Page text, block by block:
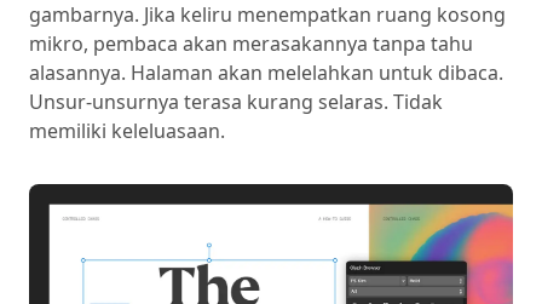
gambarnya. Jika keliru menempatkan ruang kosong
mikro, pembaca akan merasakannya tanpa tahu
alasannya. Halaman akan melelahkan untuk dibaca.
Unsur-unsurnya terasa kurang selaras. Tidak
memiliki keleluasaan.